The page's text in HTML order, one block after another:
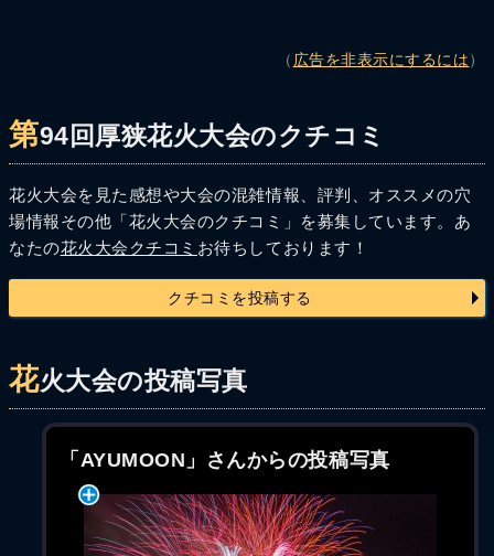
（ 広告を非表示にするには ）
第94回厚狭花火大会のクチコミ
花火大会を見た感想や大会の混雑情報、評判、オススメの穴
場情報その他「花火大会のクチコミ」を募集しています。あ
なたの花火大会クチコミ お待ちしております！
クチコミを投稿する
花火大会の投稿写真
「AYUMOON」さんからの投稿写真